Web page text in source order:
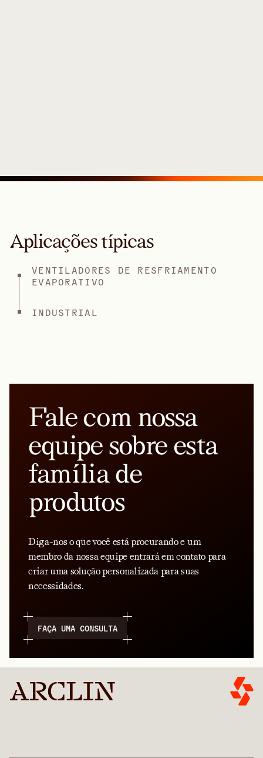
Aplicações típicas
VENTILADORES DE RESFRIAMENTO
EVAPORATIVO
INDUSTRIAL
Fale com nossa
equipe sobre esta
família de
produtos
Diga-nos o que você está procurando e um
membro da nossa equipe entrará em contato para
criar uma solução personalizada para suas
necessidades.
FAÇA UMA CONSULTA